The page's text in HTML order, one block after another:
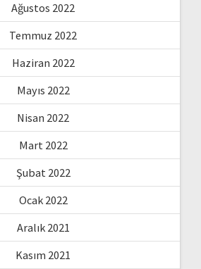
Ağustos 2022
Temmuz 2022
Haziran 2022
Mayıs 2022
Nisan 2022
Mart 2022
Şubat 2022
Ocak 2022
Aralık 2021
Kasım 2021